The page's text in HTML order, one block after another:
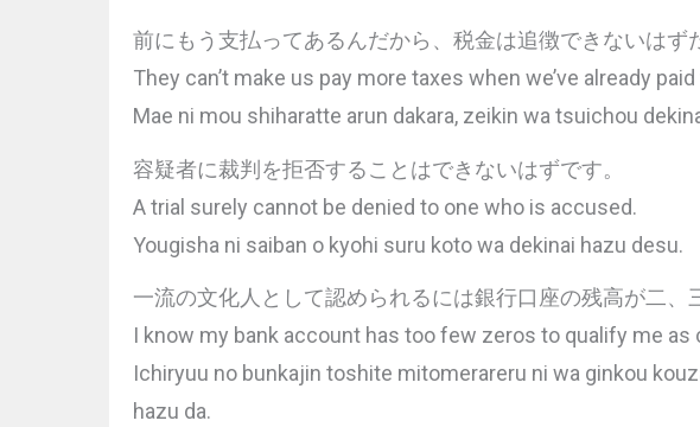
前にもう支払ってあるんだから、税金は追徴できないはず
They can’t make us pay more taxes when we’ve already
Mae ni mou shiharatte arun dakara, zeikin wa tsuichou
容疑者に裁判を拒否することはできないはずです。
A trial surely cannot be denied to one who is accused.
Yougisha ni saiban o kyohi suru koto wa dekinai hazu desu.
一流の文化人として認められるには銀行口座の残高が二、
I know my bank account has too few zeros to qualify me as
Ichiryuu no bunkajin toshite mitomerareru ni wa ginkou
hazu da.